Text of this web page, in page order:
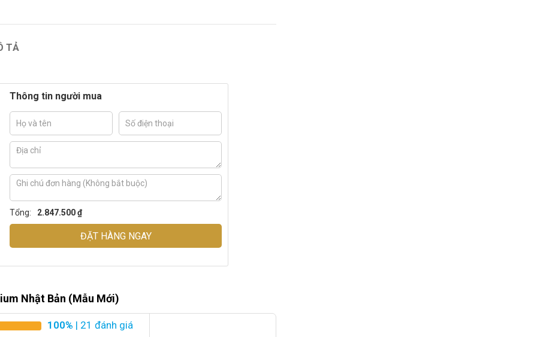
TẢ
Thông tin người mua
Tổng: 2.847.500 ₫
ĐẶT HÀNG NGAY
Nhật Bản (Mẫu Mới)
100% | 21 đánh giá